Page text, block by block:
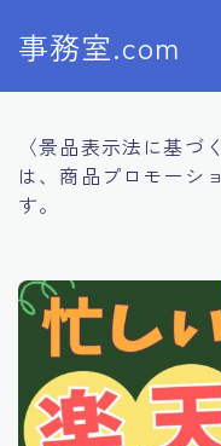
事務室.com
MENU
貯める
保険
プロフィール
〈景品表示法に基づ
は、商品プロモーシ
す。